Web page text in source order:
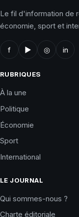
Le fil d'information de
économie, sport et
f ▶ ◎ in
RUBRIQUES
À la une
Politique
Économie
Sport
International
LE JOURNAL
Qui sommes-nous ?
Charte éditoriale